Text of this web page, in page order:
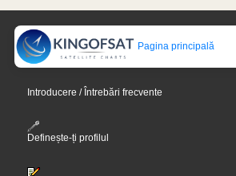
Pagina principală
Introducere / Întrebări frecvente
Definește-ți profilul